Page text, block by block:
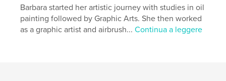
Barbara started her artistic journey with studies in oil
painting followed by Graphic Arts. She then worked
as a graphic artist and airbrush...Continua a leggere